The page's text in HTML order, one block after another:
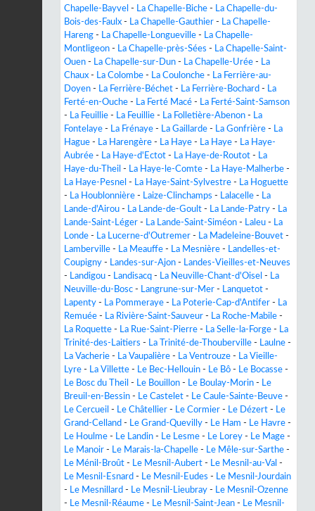
Chapelle-Bayvel - La Chapelle-Biche - La Chapelle-du-
Bois-des-Faulx - La Chapelle-Gauthier - La Chapelle-
Hareng - La Chapelle-Longueville - La Chapelle-
Montligeon - La Chapelle-près-Sées - La Chapelle-Saint-
Ouen - La Chapelle-sur-Dun - La Chapelle-Urée - La
Chaux - La Colombe - La Coulonche - La Ferrière-au-
Doyen - La Ferrière-Béchet - La Ferrière-Bochard - La
Ferté-en-Ouche - La Ferté Macé - La Ferté-Saint-Samson
- La Feuillie - La Feuillie - La Folletière-Abenon - La
Fontelaye - La Frénaye - La Gaillarde - La Gonfrière - La
Hague - La Harengère - La Haye - La Haye - La Haye-
Aubrée - La Haye-d'Ectot - La Haye-de-Routot - La
Haye-du-Theil - La Haye-le-Comte - La Haye-Malherbe -
La Haye-Pesnel - La Haye-Saint-Sylvestre - La Hoguette
- La Houblonnière - Laize-Clinchamps - Lalacelle - La
Lande-d'Airou - La Lande-de-Goult - La Lande-Patry - La
Lande-Saint-Léger - La Lande-Saint-Siméon - Laleu - La
Londe - La Lucerne-d'Outremer - La Madeleine-Bouvet -
Lamberville - La Meauffe - La Mesnière - Landelles-et-
Coupigny - Landes-sur-Ajon - Landes-Vieilles-et-Neuves
- Landigou - Landisacq - La Neuville-Chant-d'Oisel - La
Neuville-du-Bosc - Langrune-sur-Mer - Lanquetot -
Lapenty - La Pommeraye - La Poterie-Cap-d'Antifer - La
Remuée - La Rivière-Saint-Sauveur - La Roche-Mabile -
La Roquette - La Rue-Saint-Pierre - La Selle-la-Forge - La
Trinité-des-Laitiers - La Trinité-de-Thouberville - Laulne -
La Vacherie - La Vaupalière - La Ventrouze - La Vieille-
Lyre - La Villette - Le Bec-Hellouin - Le Bô - Le Bocasse -
Le Bosc du Theil - Le Bouillon - Le Boulay-Morin - Le
Breuil-en-Bessin - Le Castelet - Le Caule-Sainte-Beuve -
Le Cercueil - Le Châtellier - Le Cormier - Le Dézert - Le
Grand-Celland - Le Grand-Quevilly - Le Ham - Le Havre -
Le Houlme - Le Landin - Le Lesme - Le Lorey - Le Mage -
Le Manoir - Le Marais-la-Chapelle - Le Mêle-sur-Sarthe -
Le Ménil-Broût - Le Mesnil-Aubert - Le Mesnil-au-Val -
Le Mesnil-Esnard - Le Mesnil-Eudes - Le Mesnil-Jourdain
- Le Mesnillard - Le Mesnil-Lieubray - Le Mesnil-Ozenne
- Le Mesnil-Réaume - Le Mesnil-Saint-Jean - Le Mesnil-